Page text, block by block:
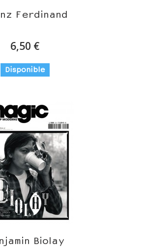
Ferdinand
6,50 €
Disponible
Biolay